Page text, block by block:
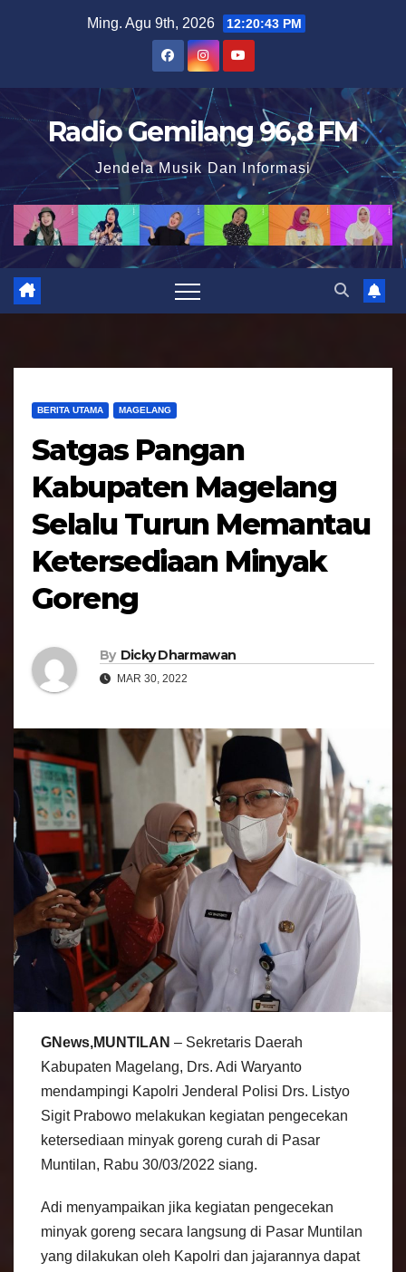
t
o
n
Ming. Agu 9th, 2026 12:20:44 PM
Radio Gemilang 96,8 FM
Jendela Musik Dan Informasi
BERITA UTAMA MAGELANG
Satgas Pangan
Kabupaten Magelang
Selalu Turun Memantau
Ketersediaan Minyak
Goreng
By Dicky Dharmawan
MAR 30, 2022
GNews,MUNTILAN – Sekretaris Daerah
Kabupaten Magelang, Drs. Adi Waryanto
mendampingi Kapolri Jenderal Polisi Drs. Listyo
Sigit Prabowo melakukan kegiatan pengecekan
ketersediaan minyak goreng curah di Pasar
Muntilan, Rabu 30/03/2022 siang.
Adi menyampaikan jika kegiatan pengecekan
minyak goreng secara langsung di Pasar Muntilan
yang dilakukan oleh Kapolri dan jajarannya dapat